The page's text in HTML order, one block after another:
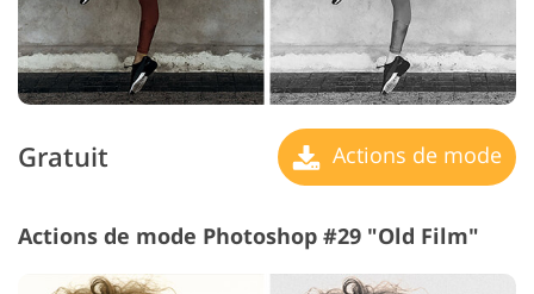
Gratuit Actions de mode
Actions de mode Photoshop #29 "Old Film"